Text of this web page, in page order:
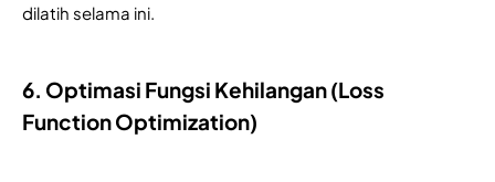
dilatih selama ini.
6. Optimasi Fungsi Kehilangan (Loss
Function Optimization)